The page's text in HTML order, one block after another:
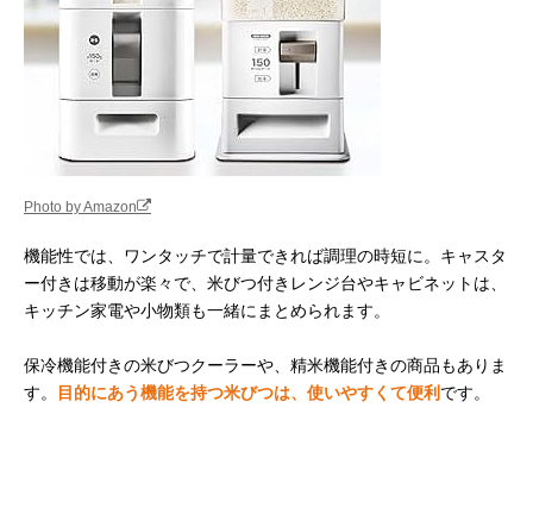
Photo by Amazon
機能性では、ワンタッチで計量できれば調理の時短に。キャスタ
ー付きは移動が楽々で、米びつ付きレンジ台やキャビネットは、
キッチン家電や小物類も一緒にまとめられます。
保冷機能付きの米びつクーラーや、精米機能付きの商品もありま
す。
目的にあう機能を持つ米びつは、使いやすくて便利 です。